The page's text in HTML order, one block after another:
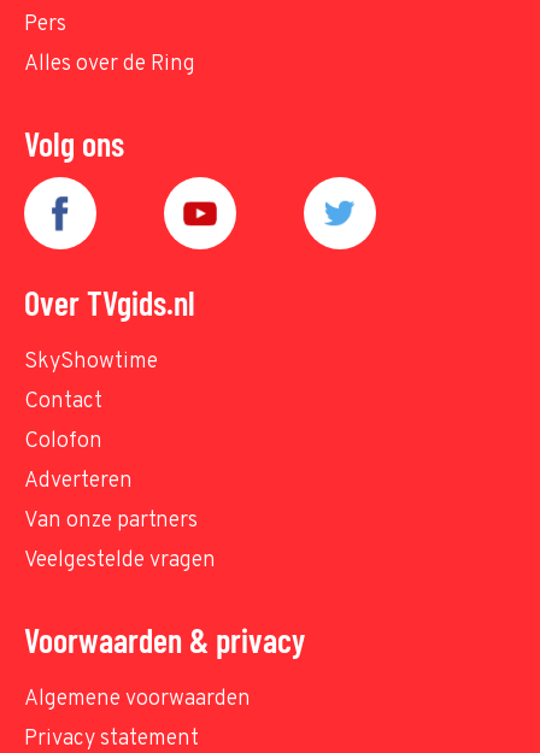
Pers
Alles over de Ring
Volg ons
Over TVgids.nl
SkyShowtime
Contact
Colofon
Adverteren
Van onze partners
Veelgestelde vragen
Voorwaarden & privacy
Algemene voorwaarden
Privacy statement